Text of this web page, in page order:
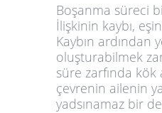
Boşanma süreci
İlişkinin kaybı,
Kaybın ardından
oluşturabilmek
süre zarfında
çevrenin ailenin
yadsınamaz bir